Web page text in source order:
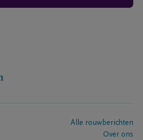
Alle rouwberichten
Over ons